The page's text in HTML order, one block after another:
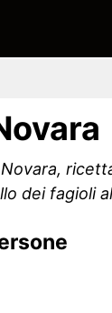
dei fagioli